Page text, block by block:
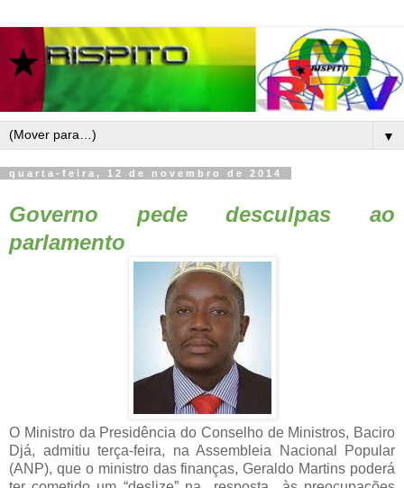
▼
quarta-feira, 12 de novembro de 2014
Governo pede desculpas ao
parlamento
O Ministro da Presidência do Conselho de Ministros, Baciro
Djá, admitiu terça-feira, na Assembleia Nacional Popular
(ANP), que o ministro das finanças, Geraldo Martins poderá